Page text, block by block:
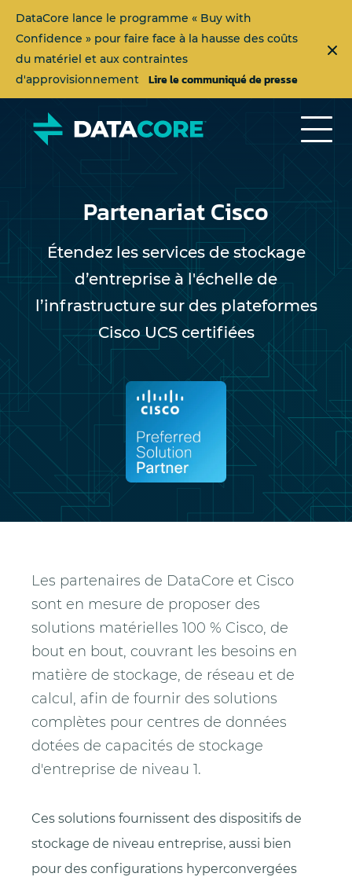
DataCore lance le programme « Buy with
Confidence » pour faire face à la hausse des coûts
du matériel et aux contraintes
d'approvisionnement
Lire le communiqué de presse
Partenariat Cisco
Étendez les services de stockage
d’entreprise à l'échelle de
l’infrastructure sur des plateformes
Cisco UCS certifiées
Les partenaires de DataCore et Cisco
sont en mesure de proposer des
solutions matérielles 100 % Cisco, de
bout en bout, couvrant les besoins en
matière de stockage, de réseau et de
calcul, afin de fournir des solutions
complètes pour centres de données
dotées de capacités de stockage
d'entreprise de niveau 1.
Ces solutions fournissent des dispositifs de
stockage de niveau entreprise, aussi bien
pour des configurations hyperconvergées